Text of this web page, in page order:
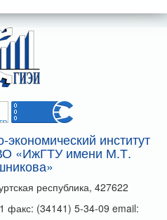
институт
«ИжГТУ имени М.Т.
республика, 427622
факс: (34141) 5-34-09 email: